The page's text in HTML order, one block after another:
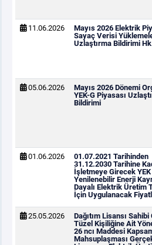
11.06.2026
Mayıs 2026 Elektrik
Sayaç Verisi
Uzlaştırma Bildirimi
05.06.2026
Mayıs 2026 Dönemi
YEK-G Piyasası
Bildirimi
01.06.2026
01.07.2021 Tarihinden
31.12.2030 Tarihine
İşletmeye Girecek
Yenilenebilir Enerji
Dayalı Elektrik Üretim
İçin Uygulanacak
25.05.2026
Dağıtım Lisansı Sahibi
Tüzel Kişiliğine Ait
26 ncı Maddesi
Mahsuplaşması